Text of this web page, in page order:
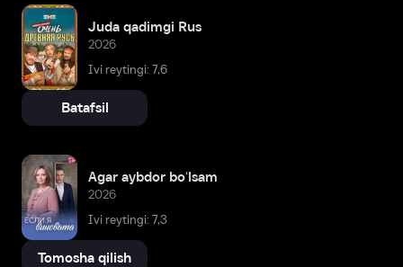
Juda qadimgi Rus
2026
Ivi reytingi: 7,6
Batafsil
Agar aybdor boʻlsam
2026
Ivi reytingi: 7,3
Tomosha qilish